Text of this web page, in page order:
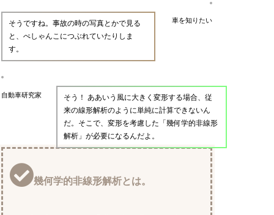
車を知りたい
そうですね。事故の時の写真とかで見る
と、ぺしゃんこにつぶれていたりしま
す。
自動車研究家
そう！ ああいう風に大きく変形する場合、従
来の線形解析のように単純に計算できないん
だ。そこで、変形を考慮した「幾何学的非線形
解析」が必要になるんだよ。
幾何学的非線形解析とは。